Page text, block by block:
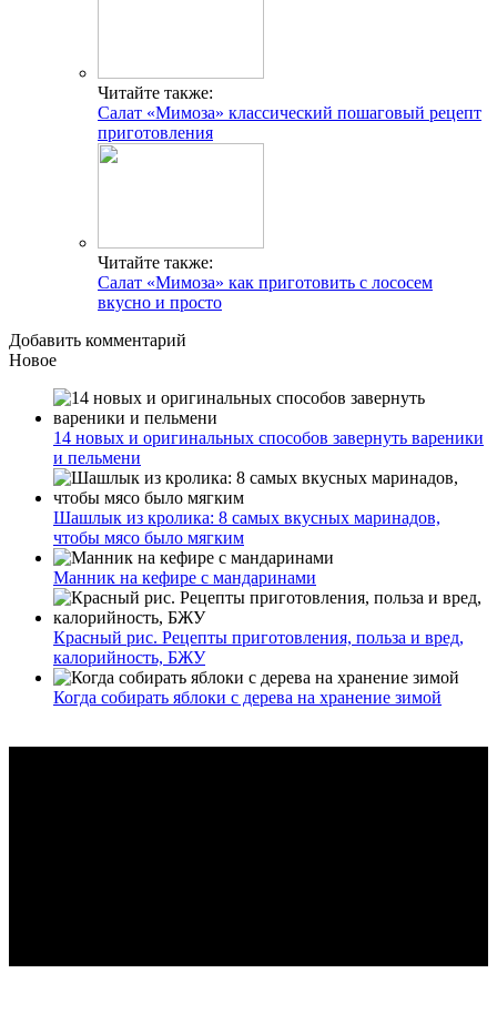
Читайте также:
Салат «Мимоза» классический пошаговый рецепт
приготовления
Читайте также:
Салат «Мимоза» как приготовить с лососем
вкусно и просто
Добавить комментарий
Новое
14 новых и оригинальных способов завернуть вареники
и пельмени
Шашлык из кролика: 8 самых вкусных маринадов,
чтобы мясо было мягким
Манник на кефире с мандаринами
Красный рис. Рецепты приготовления, польза и вред,
калорийность, БЖУ
Когда собирать яблоки с дерева на хранение зимой